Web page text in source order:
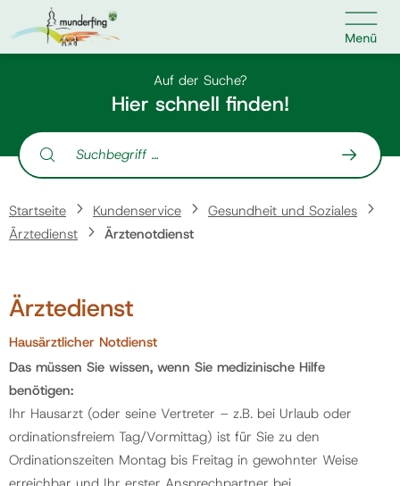
Kontakt 
Suche nach:
Home
Kundenservice
Veranstaltungen
Jobs
Politik
Auf der Suche?
Hier schnell finden!
Suche nach:
Startseite Kundenservice
Gesundheit und Soziales
Ärztedienst
Ärztenotdienst
Ärztedienst
Hausärztlicher Notdienst
Das müssen Sie wissen, wenn Sie medizinische Hilfe
benötigen:
Ihr Hausarzt (oder seine Vertreter – z.B. bei Urlaub oder
ordinationsfreiem Tag/Vormittag) ist für Sie zu den
Ordinationszeiten Montag bis Freitag in gewohnter Weise